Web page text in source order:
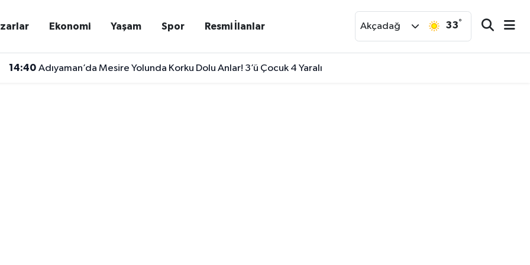
Ekonomi Yaşam Spor Resmi İlanlar Akçadağ 33°
14:40 Adıyaman’da Mesire Yolunda Korku Dolu Anlar! 3’ü Çocuk 4 Yaralı